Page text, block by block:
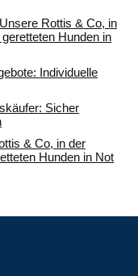
Rottis & Co, in
Hunden in
Individuelle
Sicher
& Co, in der
Hunden in Not